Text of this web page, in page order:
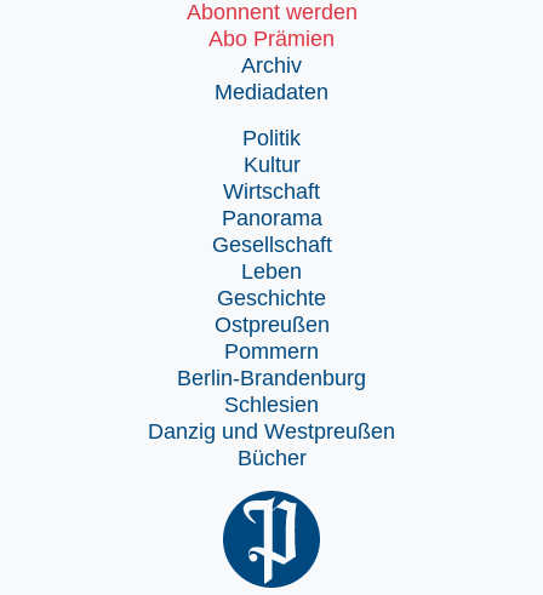
Abonnent werden
Abo Prämien
Archiv
Mediadaten
Politik
Kultur
Wirtschaft
Panorama
Gesellschaft
Leben
Geschichte
Ostpreußen
Pommern
Berlin-Brandenburg
Schlesien
Danzig und Westpreußen
Bücher